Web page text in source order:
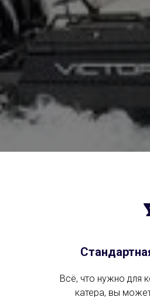
Всё, что нужно для
катера, вы